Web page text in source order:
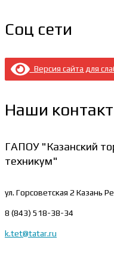
Соц сети
Версия сайта для
Наши
ГАПОУ "Казанский
техникум"
ул. Горсоветская 2 Казань
8 (843) 518-38-34
k.tet@tatar.ru